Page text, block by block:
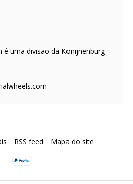
é uma divisão da Konijnenburg
RSS feed Mapa do site